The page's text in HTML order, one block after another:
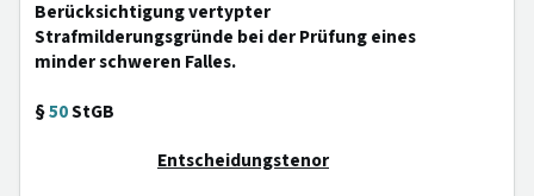
Berücksichtigung vertypter
Strafmilderungsgründe bei der Prüfung eines
minder schweren Falles.
§50StGB
Entscheidungstenor